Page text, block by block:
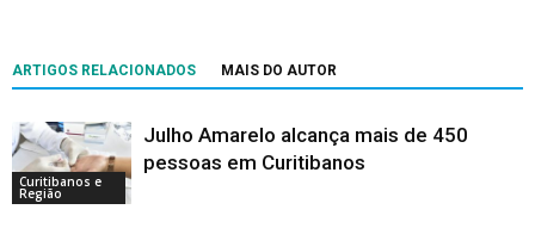
ARTIGOS RELACIONADOS MAIS DO AUTOR
Curitibanos e
Região
Julho Amarelo alcança mais de 450
pessoas em Curitibanos